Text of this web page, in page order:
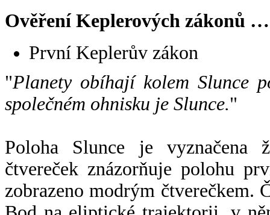
Ověření Keplerových zákonů …
První Keplerův zákon
"Planety obíhají kolem Slunce
společném ohnisku je Slunce."
Poloha Slunce je vyznačena
čtvereček znázorňuje polohu
zobrazeno modrým čtverečkem.